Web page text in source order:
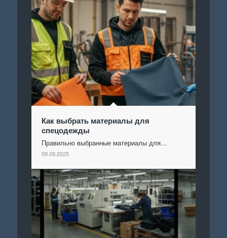
Как выбрать материалы для
спецодежды
Правильно выбранные материалы для…
09.09.2025